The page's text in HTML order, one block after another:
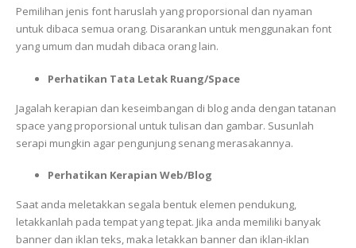
Pemilihan jenis font haruslah yang proporsional dan nyaman
untuk dibaca semua orang. Disarankan untuk menggunakan font
yang umum dan mudah dibaca orang lain.
Perhatikan Tata Letak Ruang/Space
Jagalah kerapian dan keseimbangan di blog anda dengan tatanan
space yang proporsional untuk tulisan dan gambar. Susunlah
serapi mungkin agar pengunjung senang merasakannya.
Perhatikan Kerapian Web/Blog
Saat anda meletakkan segala bentuk elemen pendukung,
letakkanlah pada tempat yang tepat. Jika anda memiliki banyak
banner dan iklan teks, maka letakkan banner dan iklan-iklan